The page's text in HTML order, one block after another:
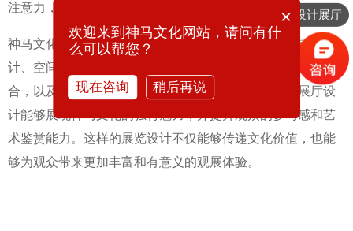
注意力，提升展览的艺术价值和观赏性。
神马文化对展厅设计具有独特的影响。通过文化元素融入设
计、空间布局与文化内涵的结合、互动体验与传统文化的结
合，以及设计创新与传统文化的融合等方面的运用，展厅设
计能够展现神马文化的独特魅力，并提升观众的参与感和艺
术鉴赏能力。这样的展览设计不仅能够传递文化价值，也能
够为观众带来更加丰富和有意义的观展体验。
想要设计展厅
×
欢迎来到神马文化网站，请问有什
么可以帮您？
现在咨询 稍后再说